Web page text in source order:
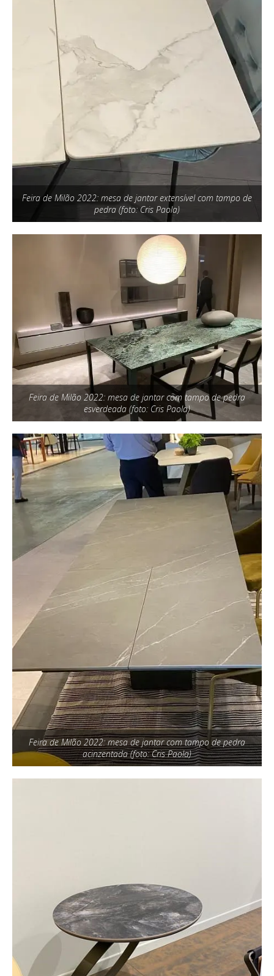
Feira de Milão 2022: mesa de jantar extensível com tampo de
pedra (foto: Cris Paola)
Feira de Milão 2022: mesa de jantar com tampo de pedra
esverdeada (foto: Cris Paola)
Feira de Milão 2022: mesa de jantar com tampo de pedra
acinzentada (foto: Cris Paola)